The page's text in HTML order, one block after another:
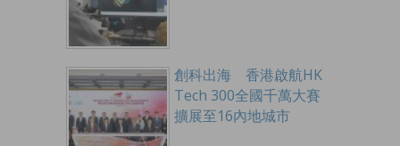
創科出海 香港啟航HK
Tech 300全國千萬大賽
擴展至16內地城市